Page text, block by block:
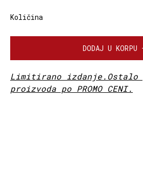
Količina
DODAJ U KORPU
Limitirano izdanje.Ostalo
proizvoda po PROMO CENI.